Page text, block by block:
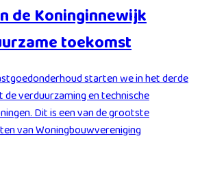
de Koninginnewijk
toekomst
starten we in het derde
verduurzaming en technische
Dit is een van de grootste
van Woningbouwvereniging